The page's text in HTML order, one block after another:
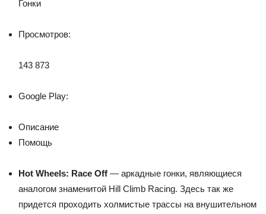
Гонки
Просмотров:
143 873
Google Play:
Описание
Помощь
Hot Wheels: Race Off — аркадные гонки, являющиеся
аналогом знаменитой Hill Climb Racing. Здесь так же
придется проходить холмистые трассы на внушительном